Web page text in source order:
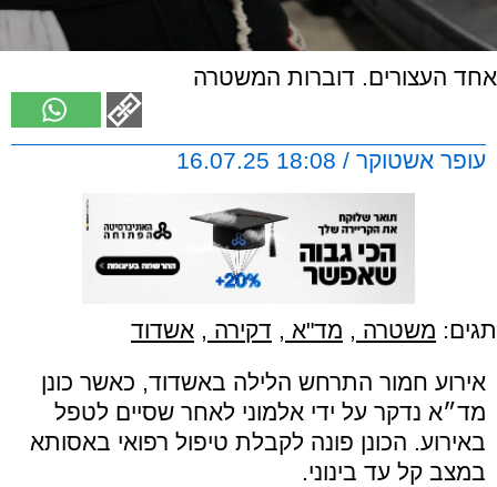
אחד העצורים. דוברות המשטרה
עופר אשטוקר / 18:08 16.07.25
תגים: משטרה , מד"א , דקירה , אשדוד
אירוע חמור התרחש הלילה באשדוד, כאשר כונן
מד״א נדקר על ידי אלמוני לאחר שסיים לטפל
באירוע. הכונן פונה לקבלת טיפול רפואי באסותא
במצב קל עד בינוני.